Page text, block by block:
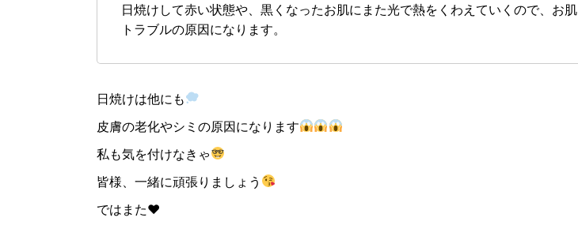
日焼けして赤い状態や、黒くなったお肌にまた光で熱をくわえていくので、お肌
トラブルの原因になります。
日焼けは他にも
皮膚の老化やシミの原因になります
私も気を付けなきゃ
皆様、一緒に頑張りましょう
ではまた♥